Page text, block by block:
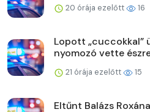
20 órája ezelőtt 16
Lopott „cuccokkal”
nyomozó vette
21 órája ezelőtt 15
Eltűnt Balázs Roxána